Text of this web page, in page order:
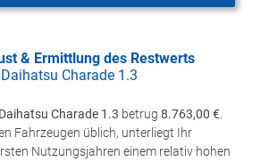
& Ermittlung des Restwerts
Daihatsu Charade 1.3
Daihatsu Charade 1.3 betrug 8.763,00 €
Fahrzeugen üblich, unterliegt Ihr
Nutzungsjahren einem relativ hohen